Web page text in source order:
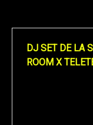
DJ SET DE LA
ROOM X